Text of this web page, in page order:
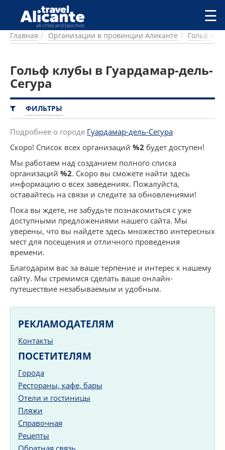
Перейти к основному содержанию
ГОРОДА
ПИТАНИЕ
ПРОЖИВАНИЕ
ПЛЯЖИ
ДОСТОПРИМЕЧАТЕЛЬНОСТИ
КЕМПИНГ
КОМАРКИ (РАЙОНЫ)
РЕЦЕПТЫ
ПРЕДЛОЖЕНИЯ
СТАТЬИ
УСЛУГИ
☰
Главная Организации в провинции Аликанте Гольф
Гольф клубы в Гуардамар-дель-
Сегура
ФИЛЬТРЫ
Подробнее о городе Гуардамар-дель-Сегура
Скоро! Список всех организаций %2 будет доступен!
Мы работаем над созданием полного списка
организаций %2. Скоро вы сможете найти здесь
информацию о всех заведениях. Пожалуйста,
оставайтесь на связи и следите за обновлениями!
Пока вы ждете, не забудьте познакомиться с уже
доступными предложениями нашего сайта. Мы
уверены, что вы найдете здесь множество интересных
мест для посещения и отличного проведения
времени.
Благодарим вас за ваше терпение и интерес к нашему
сайту. Мы стремимся сделать ваше онлайн-
путешествие незабываемым и удобным.
РЕКЛАМОДАТЕЛЯМ
Контакты
ПОСЕТИТЕЛЯМ
Города
Рестораны, кафе, бары
Отели и гостиницы
Пляжи
Справочная
Рецепты
Обратная связь